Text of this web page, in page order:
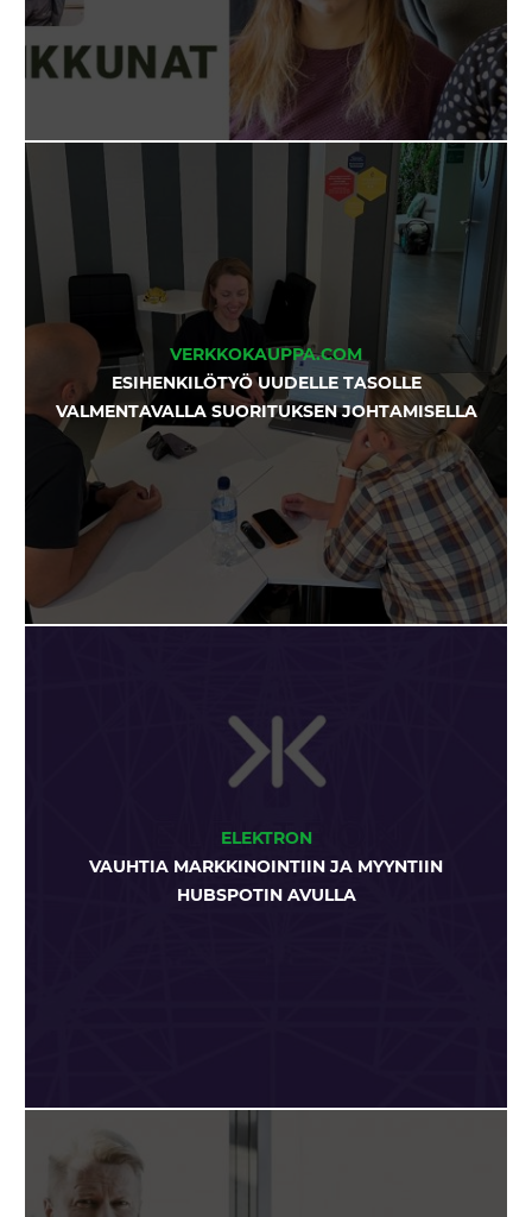
VERKKOKAUPPA.COM
ESIHENKILÖTYÖ UUDELLE TASOLLE
VALMENTAVALLA SUORITUKSEN JOHTAMISELLA
ELEKTRON
VAUHTIA MARKKINOINTIIN JA MYYNTIIN
HUBSPOTIN AVULLA